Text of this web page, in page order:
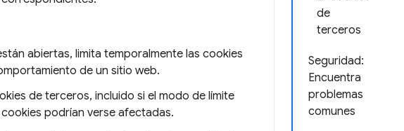
de
terceros
Seguridad:
Encuentra
problemas
comunes
abiertas, limita temporalmente las cookies
de un sitio web.
de terceros, incluido si el modo de límite
podrían verse afectadas.